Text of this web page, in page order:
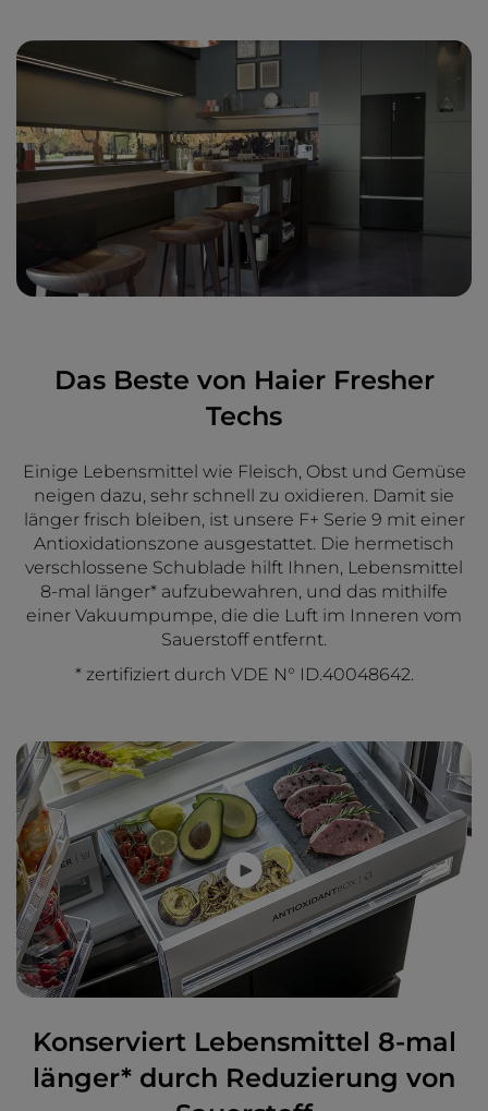
Das Beste von Haier Fresher
Techs
Einige Lebensmittel wie Fleisch, Obst und Gemüse
neigen dazu, sehr schnell zu oxidieren. Damit sie
länger frisch bleiben, ist unsere F+ Serie 9 mit einer
Antioxidationszone ausgestattet. Die hermetisch
verschlossene Schublade hilft Ihnen, Lebensmittel
8-mal länger* aufzubewahren, und das mithilfe
einer Vakuumpumpe, die die Luft im Inneren vom
Sauerstoff entfernt.
* zertifiziert durch VDE N° ID.40048642.
Konserviert Lebensmittel 8-mal
länger* durch Reduzierung von